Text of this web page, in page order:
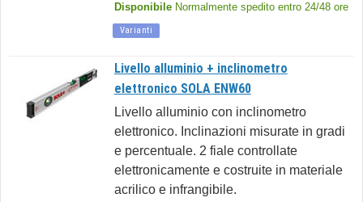
Disponibile Normalmente spedito entro 24/48 ore
Varianti
Livello alluminio + inclinometro
elettronico SOLA ENW60
Livello alluminio con inclinometro
elettronico. Inclinazioni misurate in gradi
e percentuale. 2 fiale controllate
elettronicamente e costruite in materiale
acrilico e infrangibile.